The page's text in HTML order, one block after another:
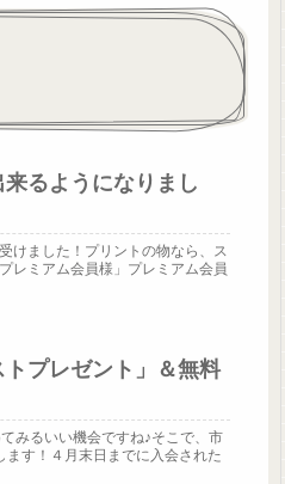
るようになりまし
けました！プリントの物なら、ス
レミアム会員様」プレミアム会員
プレゼント」＆無料
みるいい機会ですね♪そこで、市
す！４月末日までに入会された